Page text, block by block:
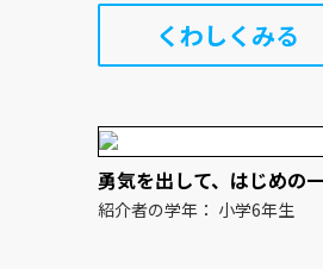
くわしくみる
勇気を出して、はじめの
紹介者の学年： 小学6年生